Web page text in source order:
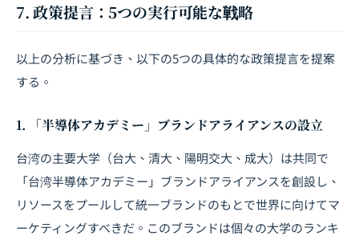
7. 政策提言：5つの実行可能な戦略
以上の分析に基づき、以下の5つの具体的な政策提言を提案
する。
1. 「半導体アカデミー」ブランドアライアンスの設立
台湾の主要大学（台大、清大、陽明交大、成大）は共同で
「台湾半導体アカデミー」ブランドアライアンスを創設し、
リソースをプールして統一ブランドのもとで世界に向けてマ
ーケティングすべきだ。このブランドは個々の大学のランキ